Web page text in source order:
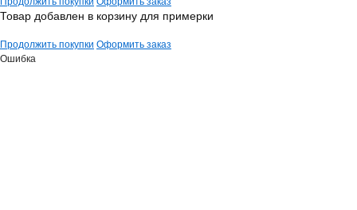
Товар добавлен в корзину для примерки
Продолжить покупки Оформить заказ
Ошибка